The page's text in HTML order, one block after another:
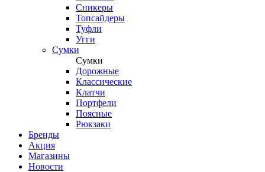
Сникеры
Топсайдеры
Туфли
Угги
Сумки
Сумки
Дорожные
Классические
Клатчи
Портфели
Поясные
Рюкзаки
Бренды
Акция
Магазины
Новости